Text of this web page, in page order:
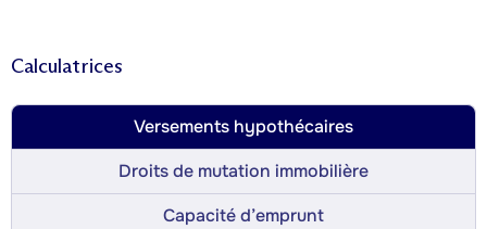
Calculatrices
Versements hypothécaires
Droits de mutation immobilière
Capacité d’emprunt